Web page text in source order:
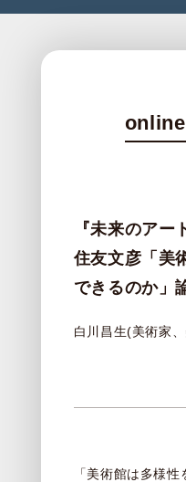
『未来のアー
住友文彦「美
できるのか」
白川昌生(美術家
「美術館は多様